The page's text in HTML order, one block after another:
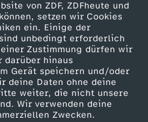
von ZDF, ZDFheute und
setzen wir Cookies
ein. Einige der
unbedingt erforderlich
Zustimmung dürfen wir
darüber hinaus
Gerät speichern und/oder
deine Daten ohne deine
weiter, die nicht unsere
Wir verwenden deine
Zwecken.
Service
ZDFmitreden
Kontakt zum ZDF
Tickets